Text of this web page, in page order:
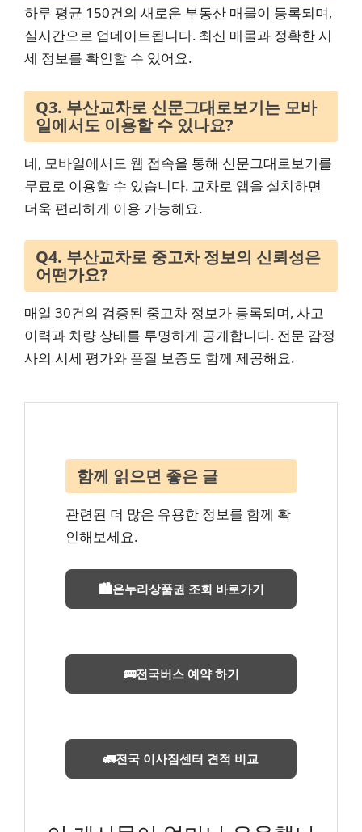
하루 평균 150건의 새로운 부동산 매물이 등록되며,
실시간으로 업데이트됩니다. 최신 매물과 정확한 시
세 정보를 확인할 수 있어요.
Q3. 부산교차로 신문그대로보기는 모바
일에서도 이용할 수 있나요?
네, 모바일에서도 웹 접속을 통해 신문그대로보기를
무료로 이용할 수 있습니다. 교차로 앱을 설치하면
더욱 편리하게 이용 가능해요.
Q4. 부산교차로 중고차 정보의 신뢰성은
어떤가요?
매일 30건의 검증된 중고차 정보가 등록되며, 사고
이력과 차량 상태를 투명하게 공개합니다. 전문 감정
사의 시세 평가와 품질 보증도 함께 제공해요.
함께 읽으면 좋은 글
관련된 더 많은 유용한 정보를 함께 확
인해보세요.
🏙️온누리상품권 조회 바로가기
🚌전국버스 예약 하기
🚛전국 이사짐센터 견적 비교